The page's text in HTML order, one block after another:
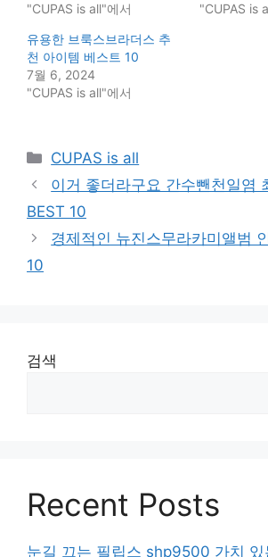
"CUPAS is all"에서
"CUPAS is
유용한 브룩스브라더스 추
천 아이템 베스트 10
7월 6, 2024
"CUPAS is all"에서
Categories
CUPAS is all
이거 좋더라구요 간수뺀천일염
BEST 10
경제적인 뉴진스무라카미앨범
10
검색
Recent Posts
눈길 끄는 필립스 shp9500 가치 있